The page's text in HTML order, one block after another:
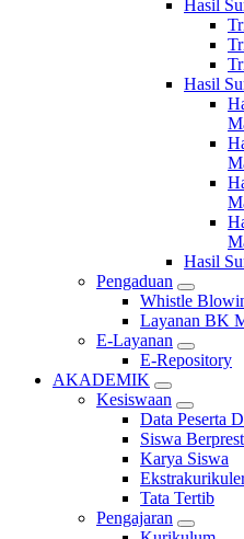
Hasil
Hasil
Hasil
Pengaduan
Whistle
Layanan BK
E-Layanan
E-Repository
AKADEMIK
Kesiswaan
Data Peserta
Siswa
Karya Siswa
Tata Tertib
Pengajaran